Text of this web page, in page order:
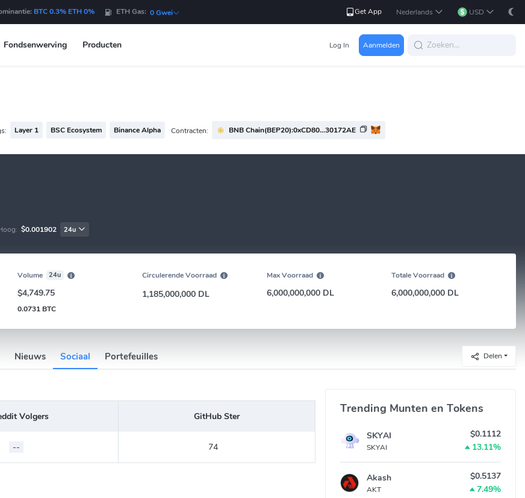
BTC 0.3% ETH 0% ETH Gas: 0 Gwei Get App Nederlands USD
Fondsenwerving Producten Log In Aanmelden
Layer 1 BSC Ecosystem Binance Alpha Contracten: BNB Chain(BEP20):0xCD80...30172AE
$0.001902 24u
Volume 24u
$4,749.75
0.0731 BTC
Circulerende Voorraad
1,185,000,000 DL
Max Voorraad
6,000,000,000 DL
Totale Voorraad
6,000,000,000 DL
Nieuws Sociaal Portefeuilles Delen
Volgers GitHub Ster
-- 74
Trending Munten en Tokens
SKYAI
SKYAI
$0.1112
13.11%
Akash
AKT
$0.5137
7.49%